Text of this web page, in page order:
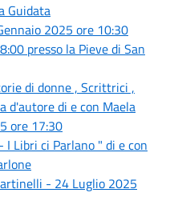
Guidata
2025 ore 10:30
presso la Pieve di San
di donne , Scrittrici ,
d'autore di e con Maela
ore 17:30
Libri ci Parlano " di e con
- 24 Luglio 2025